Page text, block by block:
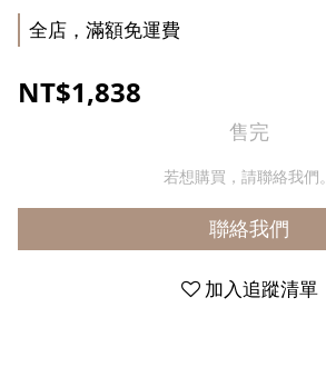
全店，滿額免運費
NT$1,838
售完
若想購買，請聯絡我們。
聯絡我們
加入追蹤清單